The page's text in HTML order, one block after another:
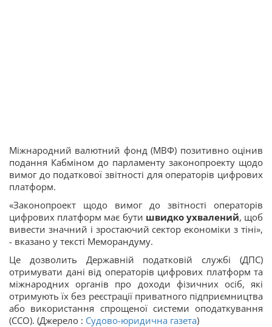
Міжнародний валютний фонд (МВФ) позитивно оцінив
подання Кабміном до парламенту законопроекту щодо
вимог до податкової звітності для операторів цифрових
платформ.
«Законопроект щодо вимог до звітності операторів
цифрових платформ має бути швидко ухвалений, щоб
вивести значний і зростаючий сектор економіки з тіні»,
- вказано у тексті Меморандуму.
Це дозволить Державній податковій службі (ДПС)
отримувати дані від операторів цифрових платформ та
міжнародних органів про доходи фізичних осіб, які
отримують їх без реєстрації приватного підприємництва
або використання спрощеної системи оподаткування
(ССО). (Джерело : Судово-юридична газета)